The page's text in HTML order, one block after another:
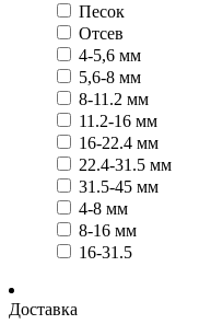
Песок
Отсев
4-5,6 мм
5,6-8 мм
8-11.2 мм
11.2-16 мм
16-22.4 мм
22.4-31.5 мм
31.5-45 мм
4-8 мм
8-16 мм
16-31.5
Доставка